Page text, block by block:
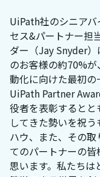
UiPath社のシニア
セス&パートナー担
ダー（Jay Snyder
のお客様の約70%
動化に向けた最初
UiPath Partner
役者を表彰すると
してきた勢いを祝
ハウ、また、その
てのパートナーの
思います。私たちは